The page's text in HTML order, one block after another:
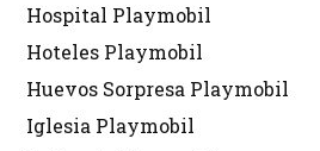
Hospital Playmobil
Hoteles Playmobil
Huevos Sorpresa Playmobil
Iglesia Playmobil